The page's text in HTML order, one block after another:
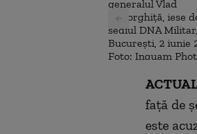
față de
este